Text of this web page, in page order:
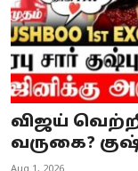
விஜய்
வருகை?